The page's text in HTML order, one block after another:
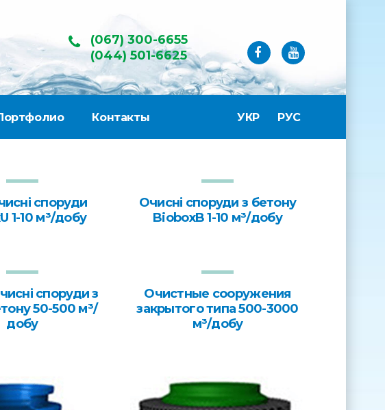
(067) 300-6655
(044) 501-6625
Контакты УКР РУС
споруди
1-10 м³/добу
Очисні споруди з бетону
BioboxB 1-10 м³/добу
споруди з
50-500 м³/
добу
Очистные сооружения
закрытого типа 500-3000
м³/добу